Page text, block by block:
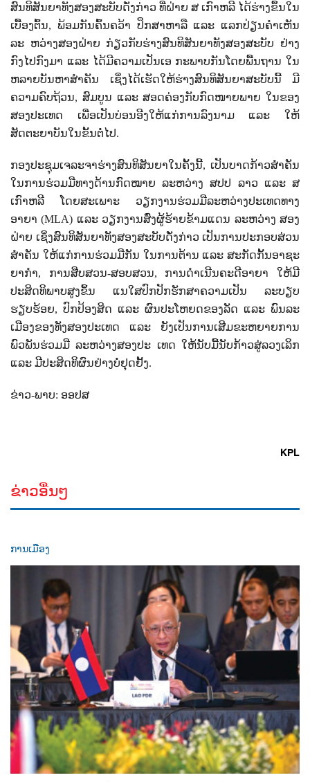
ສົນທິສັນຍາທັງສອງສະບັບດັ່ງກ່າວ ທີ່ຝ່າຍ ສ ເກົາຫລີ ໄດ້ຮ່າງຂຶ້ນໃນ
ເບື້ອງຕົ້ນ, ພ້ອມກັນຄົ້ນຄວ້າ ປຶກສາຫາລື ແລະ ແລກປ່ຽນຄໍາເຫັນ
ລະ ຫວ່າງສອງຝ່າຍ ກ່ຽວກັບຮ່າງສົນທິສັນຍາທັງສອງສະບັບ ຢ່າງ
ກົງໄປກົງມາ ແລະ ໄດ້ມີຄວາມເປັນເອ ກະພາບກັນໂດຍພື້ນຖານ ໃນ
ຫລາຍບັນຫາສໍາຄັນ ເຊິ່ງໄດ້ເຮັດໃຫ້ຮ່າງສົນທິສັນຍາສະບັບນີ້ ມີ
ຄວາມຄົບຖ້ວນ, ສົມບູນ ແລະ ສອດຄ່ອງກັບກົດໜາຍພາຍ ໃນຂອງ
ສອງປະເທດ
ເພື່ອເປັນບ່ອນອີງໃຫ້ແກ່ການລົງນາມ ແລະ ໃຫ້
ສັດຕະຍາບັນໃນຂັ້ນຕໍ່ໄປ.
ກອງປະຊຸມເຈລະຈາຮ່າງສົນທິສັນຍາໃນຄັ້ງນີ້, ເປັນບາດກ້າວສໍາຄັນ
ໃນການຮ່ວມມືທາງດ້ານກົດໝາຍ ລະຫວ່າງ ສປປ ລາວ ແລະ ສ
ເກົາຫລີ ໂດຍສະເພາະ ວຽກງານຮ່ວມມືລະຫວ່າງປະເທດທາງ
ອາຍາ (MLA) ແລະ ວຽກງານສົ່ງຜູ້ຮ້າຍຂ້າມແດນ ລະຫວ່າງ ສອງ
ຝ່າຍ ເຊິ່ງສົນທິສັນຍາທັງສອງສະບັບດັ່ງກ່າວ ເປັນການປະກອບສ່ວນ
ສໍາຄັນ ໃຫ້ແກ່ການຮ່ວມມືກັນ ໃນການຕ້ານ ແລະ ສະກັດກັ້ນອາຊະ
ຍາກໍາ, ການສືບສວນ-ສອບສວນ, ການດໍາເນີນຄະດີອາຍາ ໃຫ້ມີ
ປະສິດທິພາບສູງຂຶ້ນ ແນໃສປົກປັກຮັກສາຄວາມເປັນ ລະບຽບ
ຮຽບຮ້ອຍ, ປົກປ້ອງສິດ ແລະ ຜົນປະໂຫຍດຂອງລັດ ແລະ ພົນລະ
ເມືອງຂອງທັງສອງປະເທດ ແລະ ຍັງເປັນການເສີມຂະຫຍາຍການ
ພົວພັນຮ່ວມມື ລະຫວ່າງສອງປະ ເທດ ໃຫ້ນັບມື້ນັບກ້າວສູ່ລວງເລິກ
ແລະ ມີປະສິດທິຜົນຢ່າງບໍ່ຢຸດຢັ້ງ.
ຂ່າວ-ພາບ: ອອປສ
KPL
ຂ່າວອື່ນໆ
ການເມືອງ